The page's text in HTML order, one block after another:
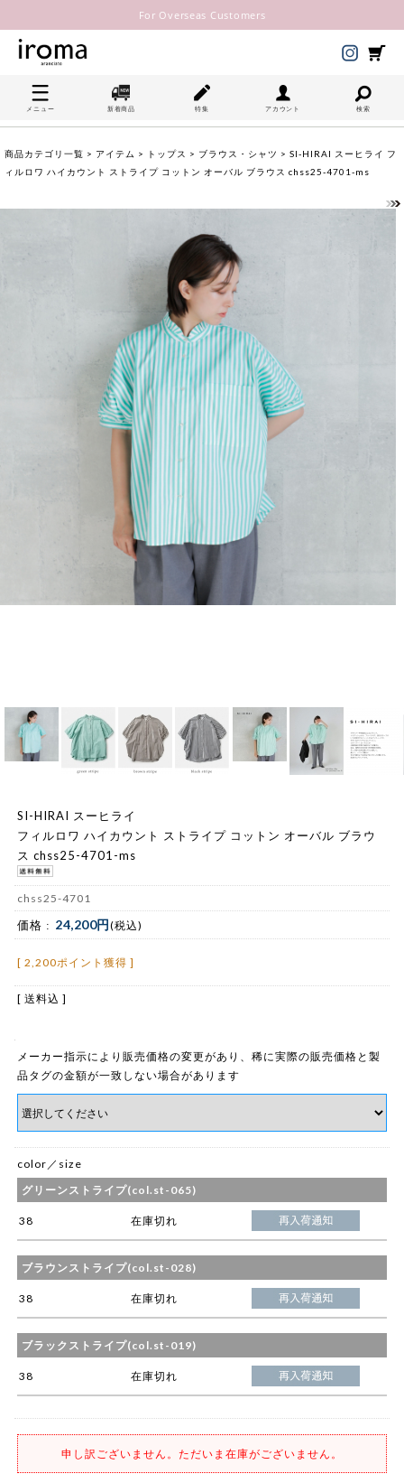
For Overseas Customers
メニュー 新着商品 特集 アカウント 検索
商品カテゴリ一覧 > アイテム > トップス > ブラウス・シャツ > SI-HIRAI スーヒライ フ
ィルロワ ハイカウント ストライプ コットン オーバル ブラウス chss25-4701-ms
SI-HIRAI スーヒライ
フィルロワ ハイカウント ストライプ コットン オーバル ブラウ
ス chss25-4701-ms
chss25-4701
価格 : 24,200円(税込)
[ 2,200ポイント獲得 ]
[ 送料込 ]
メーカー指示により販売価格の変更があり、稀に実際の販売価格と製
品タグの金額が一致しない場合があります
color／size
グリーンストライプ(col.st-065)
38 在庫切れ
ブラウンストライプ(col.st-028)
38 在庫切れ
ブラックストライプ(col.st-019)
38 在庫切れ
申し訳ございません。ただいま在庫がございません。